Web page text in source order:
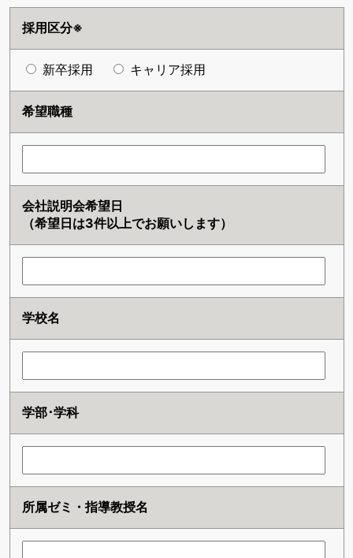
採用区分※
新卒採用 キャリア採用
希望職種
会社説明会希望日
（希望日は3件以上でお願いします）
学校名
学部･学科
所属ゼミ・指導教授名